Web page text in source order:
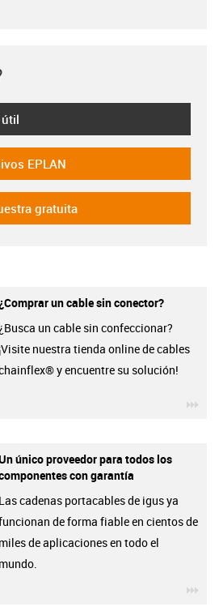
planEPLAN
gratuita
un cable sin conector?
¿Busca un cable sin confeccionar?
¡Visite nuestra tienda online de cables
y encuentre su solución!
único proveedor para todos los
con garantía
Las cadenas portacables de igus ya
de forma fiable en cientos de
miles de aplicaciones en todo el
mundo.